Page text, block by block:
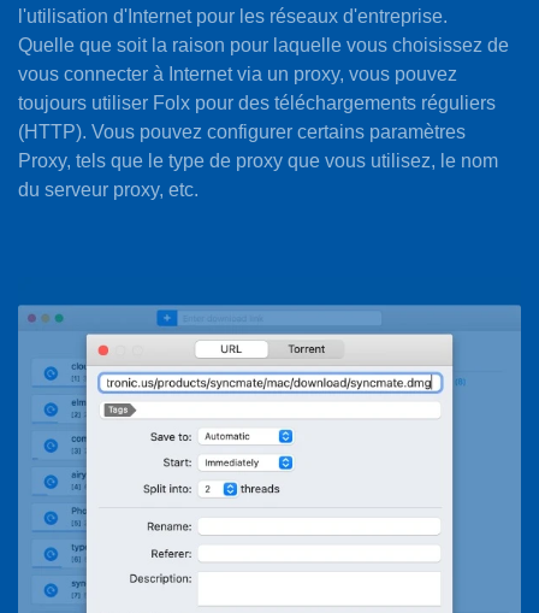
l'utilisation d'Internet pour les réseaux d'entreprise.
Quelle que soit la raison pour laquelle vous choisissez de
vous connecter à Internet via un proxy, vous pouvez
toujours utiliser Folx pour des téléchargements réguliers
(HTTP). Vous pouvez configurer certains paramètres
Proxy, tels que le type de proxy que vous utilisez, le nom
du serveur proxy, etc.